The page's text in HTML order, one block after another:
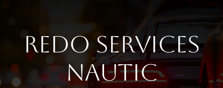
Location de Bateaux
Moteurs
Redo Services
Nautic